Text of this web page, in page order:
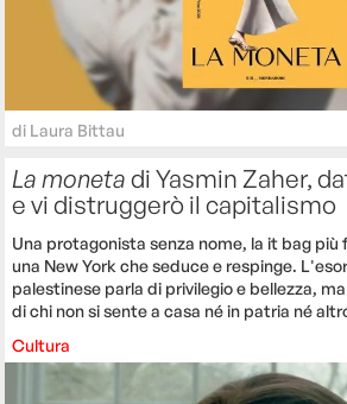
di Laura Bittau
La monetadi Yasmin Zaher,
e vi distruggerò il capitalismo
Una protagonista senza nome, la it bag più
una New York che seduce e respinge.
palestinese parla di privilegio e bellezza,
di chi non si sente a casa né in patria né
Cultura